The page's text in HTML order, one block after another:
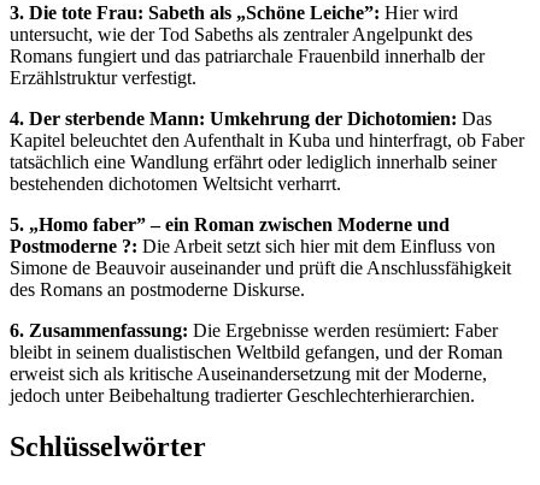
3. Die tote Frau: Sabeth als „Schöne Leiche”: Hier wird
untersucht, wie der Tod Sabeths als zentraler Angelpunkt des
Romans fungiert und das patriarchale Frauenbild innerhalb der
Erzählstruktur verfestigt.
4. Der sterbende Mann: Umkehrung der Dichotomien: Das
Kapitel beleuchtet den Aufenthalt in Kuba und hinterfragt, ob Faber
tatsächlich eine Wandlung erfährt oder lediglich innerhalb seiner
bestehenden dichotomen Weltsicht verharrt.
5. „Homo faber” – ein Roman zwischen Moderne und
Postmoderne ?: Die Arbeit setzt sich hier mit dem Einfluss von
Simone de Beauvoir auseinander und prüft die Anschlussfähigkeit
des Romans an postmoderne Diskurse.
6. Zusammenfassung: Die Ergebnisse werden resümiert: Faber
bleibt in seinem dualistischen Weltbild gefangen, und der Roman
erweist sich als kritische Auseinandersetzung mit der Moderne,
jedoch unter Beibehaltung tradierter Geschlechterhierarchien.
Schlüsselwörter